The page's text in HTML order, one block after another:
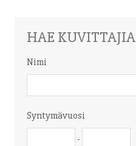
HAE KUVITTAJIA
Nimi
Syntymävuosi
-